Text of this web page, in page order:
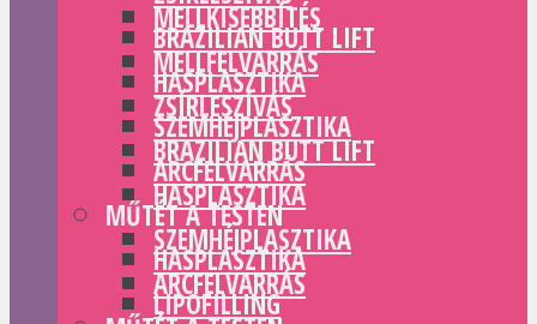
BRAZILIAN BUTT LIFT
HASPLASZTIKA
SZEMHÉJPLASZTIKA
ARCFELVARRÁS
MŰTÉT A TESTEN
HASPLASZTIKA
LIPOFILLING
MELLKISEBBÍTÉS
MELLFELVARRÁS
ZSÍRLESZÍVÁS
BRAZILIAN BUTT LIFT
HASPLASZTIKA
SZEMHÉJPLASZTIKA
ARCFELVARRÁS